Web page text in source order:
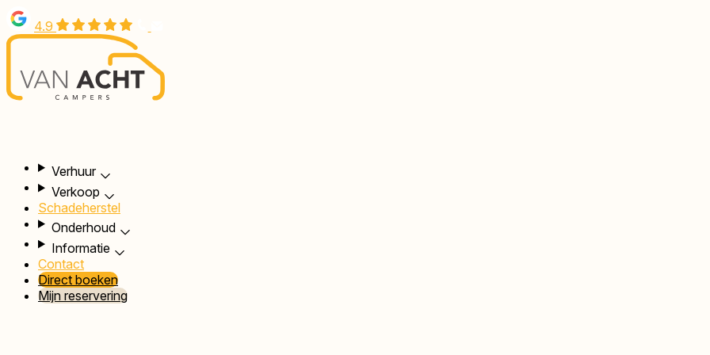
Overslaan
en
naar
inhoud
gaan
4.9
Verhuur
Verkoop
Schadeherstel
Onderhoud
Informatie
Contact
Direct boeken
Mijn reservering